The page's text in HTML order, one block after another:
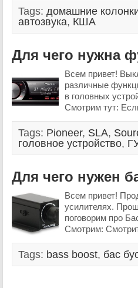
Tags: домашние
автозвука, КША
Для чего нужна
Всем привет!
различные
в головных
Смотрим тут:
Tags: Pioneer, SLA,
головное устройство, ГУ
Для чего нужен
Всем привет!
усилителях.
поговорим про
Смотрим:
Tags: bass boost, бас